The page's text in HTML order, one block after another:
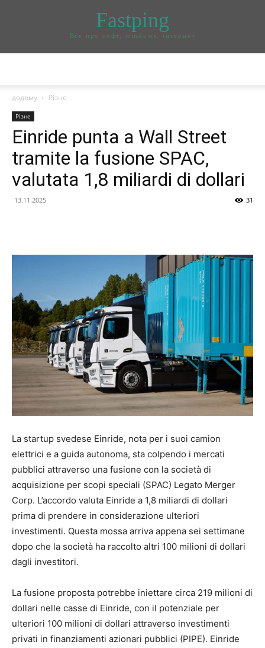
Fastping
Все про софт, windows, інтернет
додому Різне
Різне
Einride punta a Wall Street
tramite la fusione SPAC,
valutata 1,8 miliardi di dollari
13.11.2025 31
La startup svedese Einride, nota per i suoi camion
elettrici e a guida autonoma, sta colpendo i mercati
pubblici attraverso una fusione con la società di
acquisizione per scopi speciali (SPAC) Legato Merger
Corp. L’accordo valuta Einride a 1,8 miliardi di dollari
prima di prendere in considerazione ulteriori
investimenti. Questa mossa arriva appena sei settimane
dopo che la società ha raccolto altri 100 milioni di dollari
dagli investitori.
La fusione proposta potrebbe iniettare circa 219 milioni di
dollari nelle casse di Einride, con il potenziale per
ulteriori 100 milioni di dollari attraverso investimenti
privati ​​in finanziamenti azionari pubblici (PIPE). Einride